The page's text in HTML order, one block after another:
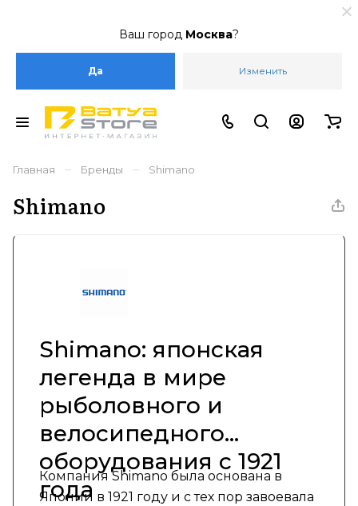
Ваш город Москва?
Да Изменить
Главная – Бренды – Shimano
Shimano
Shimano: японская
легенда в мире
рыболовного и
велосипедного
оборудования с 1921
года
Компания Shimano была основана в
Японии в 1921 году и с тех пор завоевала